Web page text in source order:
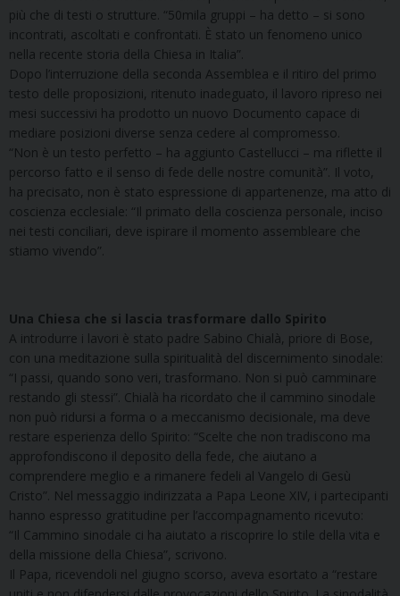
più che di testi o strutture. “50mila gruppi – ha detto – si sono
incontrati, ascoltati e confrontati. È stato un fenomeno unico
nella recente storia della Chiesa in Italia”.
Dopo l’interruzione della seconda Assemblea e il ritiro del primo
testo delle proposizioni, ritenuto inadeguato, il lavoro ripreso nei
mesi successivi ha prodotto un nuovo Documento capace di
mediare posizioni diverse senza cedere al compromesso.
“Non è un testo perfetto – ha aggiunto Castellucci – ma riflette il
percorso fatto e il senso di fede delle nostre comunità”. Il voto,
ha precisato, non è stato espressione di appartenenze, ma atto di
coscienza ecclesiale: “Il primato della coscienza personale, inciso
nei testi conciliari, deve ispirare il momento assembleare che
stiamo vivendo”.
Una Chiesa che si lascia trasformare dallo Spirito
A introdurre i lavori è stato padre Sabino Chialà, priore di Bose,
con una meditazione sulla spiritualità del discernimento sinodale:
“I passi, quando sono veri, trasformano. Non si può camminare
restando gli stessi”. Chialà ha ricordato che il cammino sinodale
non può ridursi a forma o a meccanismo decisionale, ma deve
restare esperienza dello Spirito: “Scelte che non tradiscono ma
approfondiscono il deposito della fede, che aiutano a
comprendere meglio e a rimanere fedeli al Vangelo di Gesù
Cristo”. Nel messaggio indirizzata a Papa Leone XIV, i partecipanti
hanno espresso gratitudine per l’accompagnamento ricevuto:
“Il Cammino sinodale ci ha aiutato a riscoprire lo stile della vita e
della missione della Chiesa”, scrivono.
Il Papa, ricevendoli nel giugno scorso, aveva esortato a “restare